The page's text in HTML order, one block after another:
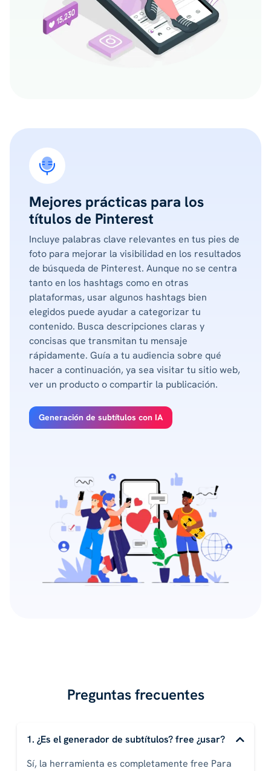
Mejores prácticas para los
títulos de Pinterest
Incluye palabras clave relevantes en tus pies de
foto para mejorar la visibilidad en los resultados
de búsqueda de Pinterest. Aunque no se centra
tanto en los hashtags como en otras
plataformas, usar algunos hashtags bien
elegidos puede ayudar a categorizar tu
contenido. Busca descripciones claras y
concisas que transmitan tu mensaje
rápidamente. Guía a tu audiencia sobre qué
hacer a continuación, ya sea visitar tu sitio web,
ver un producto o compartir la publicación.
Generación de subtítulos con IA
Preguntas frecuentes
1. ¿Es el generador de subtítulos? free ¿usar?
Sí, la herramienta es completamente free Para